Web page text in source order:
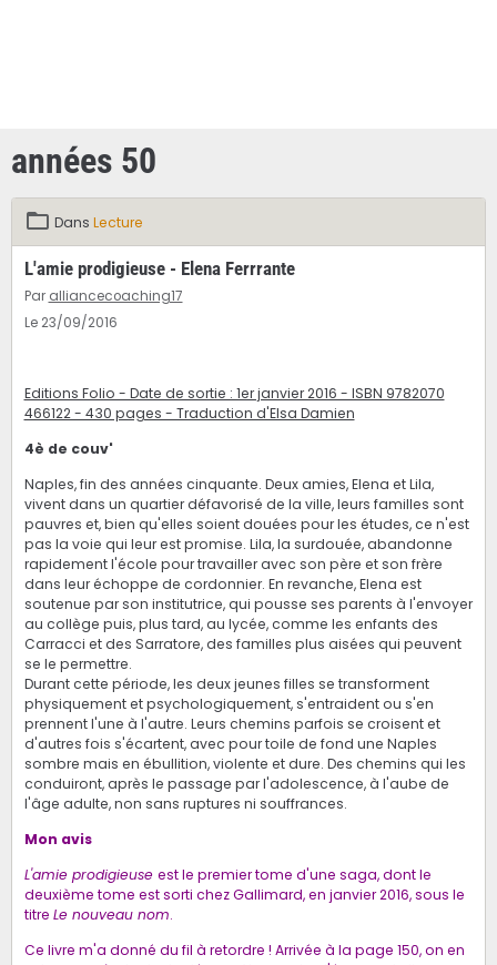
années 50
Dans Lecture
L'amie prodigieuse - Elena Ferrrante
Par alliancecoaching17
Le 23/09/2016
Editions Folio - Date de sortie : 1er janvier 2016 - ISBN 9782070
466122 - 430 pages - Traduction d'Elsa Damien
4è de couv'
Naples, fin des années cinquante. Deux amies, Elena et Lila,
vivent dans un quartier défavorisé de la ville, leurs familles sont
pauvres et, bien qu'elles soient douées pour les études, ce n'est
pas la voie qui leur est promise. Lila, la surdouée, abandonne
rapidement l'école pour travailler avec son père et son frère
dans leur échoppe de cordonnier. En revanche, Elena est
soutenue par son institutrice, qui pousse ses parents à l'envoyer
au collège puis, plus tard, au lycée, comme les enfants des
Carracci et des Sarratore, des familles plus aisées qui peuvent
se le permettre.
Durant cette période, les deux jeunes filles se transforment
physiquement et psychologiquement, s'entraident ou s'en
prennent l'une à l'autre. Leurs chemins parfois se croisent et
d'autres fois s'écartent, avec pour toile de fond une Naples
sombre mais en ébullition, violente et dure. Des chemins qui les
conduiront, après le passage par l'adolescence, à l'aube de
l'âge adulte, non sans ruptures ni souffrances.
Mon avis
L'amie prodigieuse est le premier tome d'une saga, dont le
deuxième tome est sorti chez Gallimard, en janvier 2016, sous le
titre Le nouveau nom.
Ce livre m'a donné du fil à retordre ! Arrivée à la page 150, on en